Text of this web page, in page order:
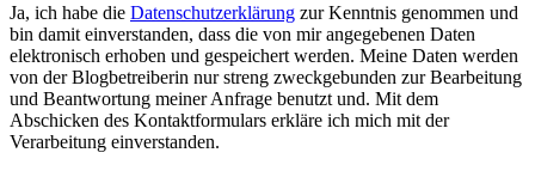
Ja, ich habe die Datenschutzerklärung zur Kenntnis genommen und
bin damit einverstanden, dass die von mir angegebenen Daten
elektronisch erhoben und gespeichert werden. Meine Daten werden
von der Blogbetreiberin nur streng zweckgebunden zur Bearbeitung
und Beantwortung meiner Anfrage benutzt und. Mit dem
Abschicken des Kontaktformulars erkläre ich mich mit der
Verarbeitung einverstanden.